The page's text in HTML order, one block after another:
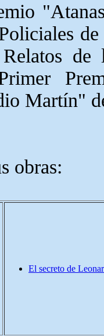
Martín"
obras:
El secreto de